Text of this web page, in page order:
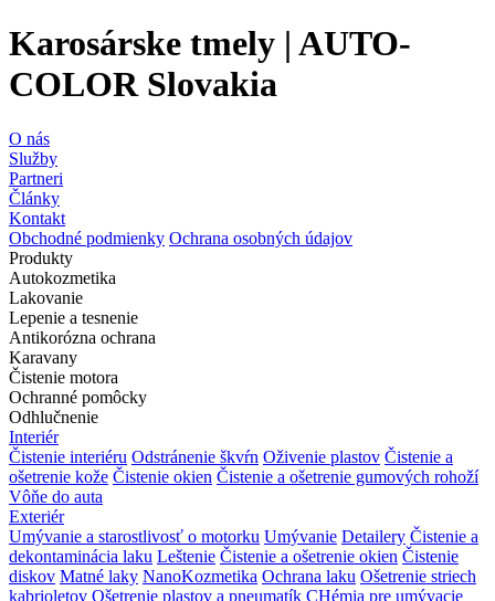
Karosárske tmely | AUTO-
COLOR Slovakia
O nás
Služby
Partneri
Články
Kontakt
Obchodné podmienky Ochrana osobných údajov
Produkty
Autokozmetika
Lakovanie
Lepenie a tesnenie
Antikorózna ochrana
Karavany
Čistenie motora
Ochranné pomôcky
Odhlučnenie
Interiér
Čistenie interiéru Odstránenie škvŕn Oživenie plastov Čistenie a
ošetrenie kože Čistenie okien Čistenie a ošetrenie gumových rohoží
Vôňe do auta
Exteriér
Umývanie a starostlivosť o motorku Umývanie Detailery Čistenie a
dekontaminácia laku Leštenie Čistenie a ošetrenie okien Čistenie
diskov Matné laky NanoKozmetika Ochrana laku Ošetrenie striech
kabrioletov Ošetrenie plastov a pneumatík CHémia pre umývacie